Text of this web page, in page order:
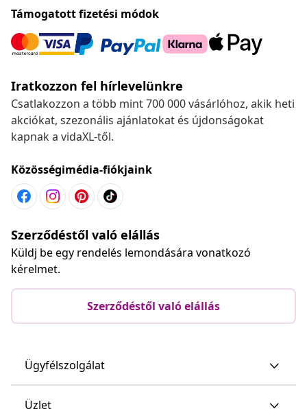
Támogatott fizetési módok
Iratkozzon fel hírlevelünkre
Csatlakozzon a több mint 700 000 vásárlóhoz, akik heti
akciókat, szezonális ajánlatokat és újdonságokat
kapnak a vidaXL-től.
Közösségimédia-fiókjaink
Szerződéstől való elállás
Küldj be egy rendelés lemondására vonatkozó
kérelmet.
Szerződéstől való elállás
Ügyfélszolgálat
Üzlet